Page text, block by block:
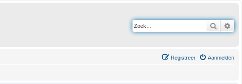
Zoek
Aanmelden
Registreer